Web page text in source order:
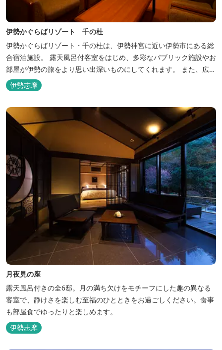
伊勢かぐらばリゾート 千の杜
伊勢かぐらばリゾート・千の杜は、伊勢神宮に近い伊勢市にある総
合宿泊施設。 露天風呂付客室をはじめ、多彩なパブリック施設やお
部屋が伊勢の旅をより思い出深いものにしてくれます。 また、広大
な敷地内にはテニスコート、野球場を始めとしたスポーツ施設や、
ウォータースライダーを有する流水プール、お子様が楽しめる児童
遊園など、様々なアウトドア施設がございます。杜の自然を感じな
がら、充実した伊勢の一日を...
伊勢志摩
月夜見の座
露天風呂付きの全6邸。月の満ち欠けをモチーフにした趣の異なる
客室で、静けさを楽しむ至福のひとときをお過ごしください。食事
も部屋食でゆったりと楽しめます。
伊勢志摩